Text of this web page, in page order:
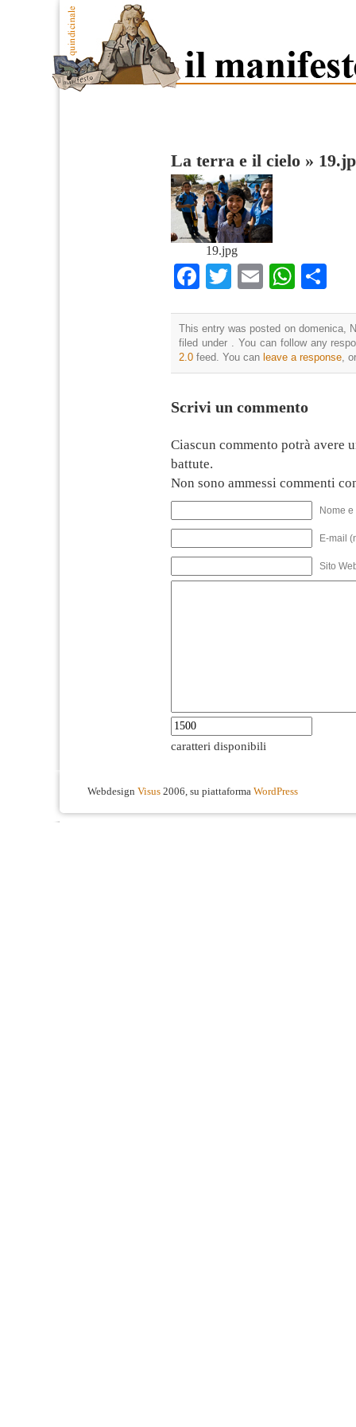
La terra e il cielo »
19.jpg
Facebook
TwitterEmail
This entry was posted on domenica,
filed under . You can follow any
2.0 feed. You can leave a response ,
Scrivi un commento
Ciascun commento potrà avere
battute.
Non sono ammessi commenti
Nome
E-mail
Sito
caratteri disponibili
Webdesign Visus 2006, su piattaforma WordPress